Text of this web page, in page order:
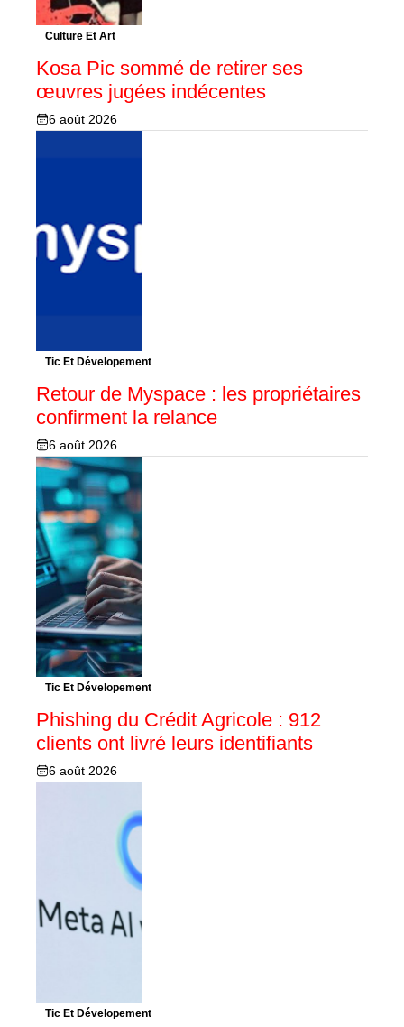
Culture Et Art
Kosa Pic sommé de retirer ses
œuvres jugées indécentes
6 août 2026
Tic Et Dévelopement
Retour de Myspace : les propriétaires
confirment la relance
6 août 2026
Tic Et Dévelopement
Phishing du Crédit Agricole : 912
clients ont livré leurs identifiants
6 août 2026
Tic Et Dévelopement